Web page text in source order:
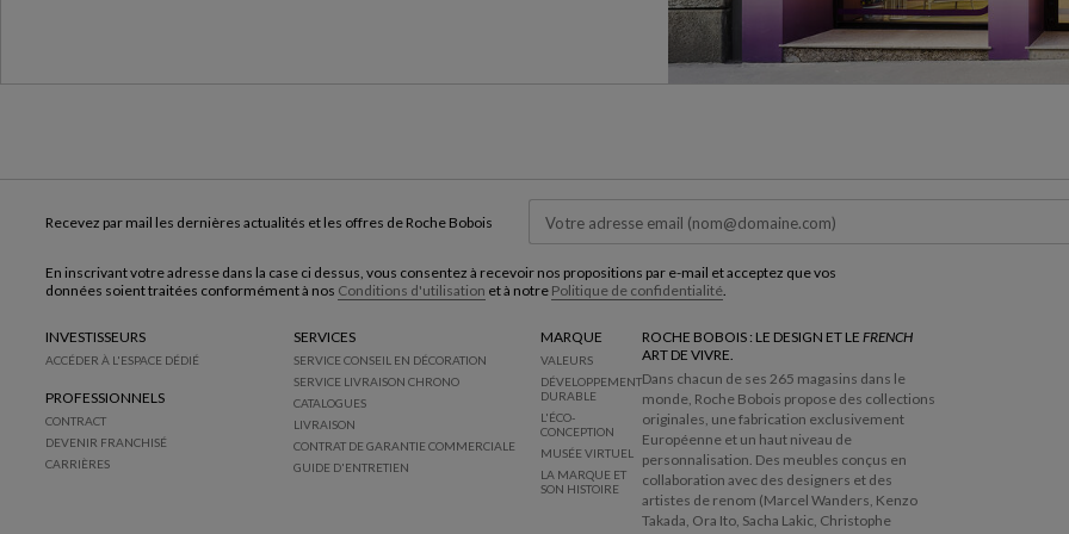
Recevez par mail les dernières actualités et les offres de Roche Bobois
En inscrivant votre adresse dans la case ci dessus, vous consentez à recevoir nos propositions par e-mail et acceptez que vos
données soient traitées conformément à nos Conditions d'utilisation et à notre Politique de confidentialité.
INVESTISSEURS
ACCÉDER À L'ESPACE DÉDIÉ
PROFESSIONNELS
CONTRACT
DEVENIR FRANCHISÉ
CARRIÈRES
SERVICES
SERVICE CONSEIL EN DÉCORATION
SERVICE LIVRAISON CHRONO
CATALOGUES
LIVRAISON
CONTRAT DE GARANTIE COMMERCIALE
GUIDE D'ENTRETIEN
MARQUE
VALEURS
DÉVELOPPEMENT
DURABLE
L'ÉCO-
CONCEPTION
MUSÉE VIRTUEL
LA MARQUE ET
SON HISTOIRE
ROCHE BOBOIS : LE DESIGN ET LE FRENCH
ART DE VIVRE.
Dans chacun de ses 265 magasins dans le
monde, Roche Bobois propose des collections
originales, une fabrication exclusivement
Européenne et un haut niveau de
personnalisation. Des meubles conçus en
collaboration avec des designers et des
artistes de renom (Marcel Wanders, Kenzo
Takada, Ora Ito, Sacha Lakic, Christophe